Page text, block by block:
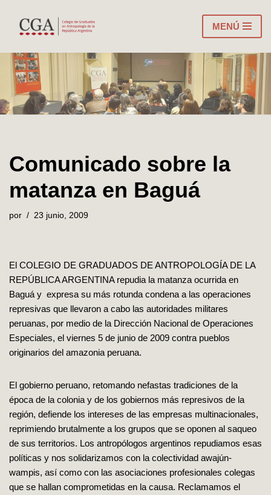
contenido
MENÚ
Comunicado sobre la
matanza en Baguá
por 23 junio, 2009
El COLEGIO DE GRADUADOS DE ANTROPOLOGÍA DE LA
REPÚBLICA ARGENTINA repudia la matanza ocurrida en
Baguá y expresa su más rotunda condena a las operaciones
represivas que llevaron a cabo las autoridades militares
peruanas, por medio de la Dirección Nacional de Operaciones
Especiales, el viernes 5 de junio de 2009 contra pueblos
originarios del amazonia peruana.
El gobierno peruano, retomando nefastas tradiciones de la
época de la colonia y de los gobiernos más represivos de la
región, defiende los intereses de las empresas multinacionales,
reprimiendo brutalmente a los grupos que se oponen al saqueo
de sus territorios. Los antropólogos argentinos repudiamos esas
políticas y nos solidarizamos con la colectividad awajún-
wampis, así como con las asociaciones profesionales colegas
que se hallan comprometidas en la causa. Reclamamos el